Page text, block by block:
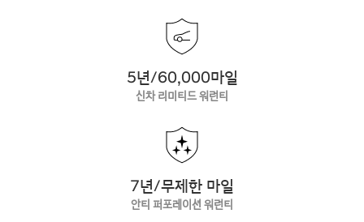
5년/60,000마일
신차 리미티드 워런티
7년/무제한 마일
안티 퍼포레이션 워런티